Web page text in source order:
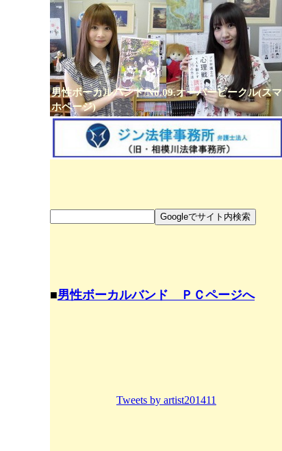
男性ボーカルバンド/No.09.オーバービークル(スマ
ホページ)
■男性ボーカルバンド ＰＣページへ
Tweets by artist201411